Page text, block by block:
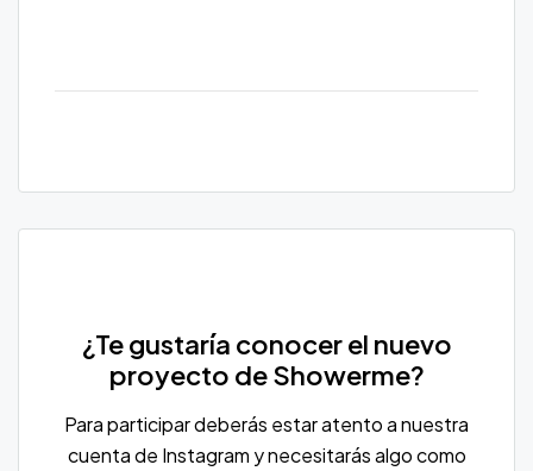
¿Te gustaría conocer el nuevo
proyecto de Showerme?
Para participar deberás estar atento a nuestra
cuenta de Instagram y necesitarás algo como